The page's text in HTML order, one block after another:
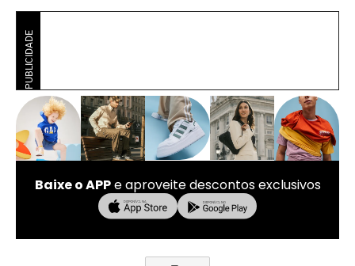
PUBLICIDADE
Baixe o APPe aproveite descontos exclusivos